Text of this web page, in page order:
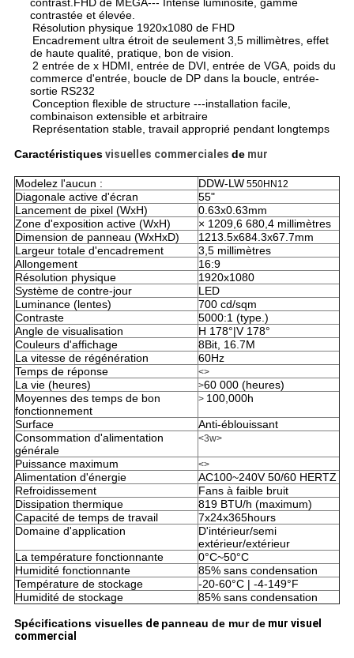
contrast.FHDde MÉGA--- Intense luminosité, gamme
contrastée et élevée.
Résolution physique 1920x1080 de FHD
Encadrement ultra étroit de seulement 3,5 millimètres, effet
de haute qualité, pratique, bon de vision.
2 entrée de x HDMI, entrée de DVI, entrée de VGA, poids du
commerce d'entrée, boucle de DP dans la boucle, entrée-
sortie RS232
Conception flexible de structure ---installation facile,
combinaison extensible et arbitraire
Représentation stable, travail approprié pendant longtemps
Caractéristiquesvisuelles commerciales demur
Modelez l'aucun : DDW-LW550HN12
Diagonale active d'écran
55"
Lancement de pixel (WxH)
0.63x0.63mm
Zone d'exposition active (WxH)
× 1209,6 680,4 millimètres
Dimension de panneau (WxHxD)
1213.5x684.3x67.7mm
Largeur totale d'encadrement
3,5 millimètres
Allongement
16:9
Résolution physique
1920x1080
Système de contre-jour
LED
Luminance (lentes)
700 cd/sqm
Contraste
5000:1 (type.)
Angle de visualisation
H 178°|V 178°
Couleurs d'affichage
8Bit, 16.7M
La vitesse de régénération
60Hz
Temps de réponse
<>
La vie (heures) >60 000 (heures)
Moyennes des temps de bon
fonctionnement
> 100,000h
Surface
Anti-éblouissant
Consommation d'alimentation
générale
<3w>
Puissance maximum <>
Alimentation d'énergie
AC100~240V 50/60 HERTZ
Refroidissement
Fans à faible bruit
Dissipation thermique
819 BTU/h (maximum)
Capacité de temps de travail
7x24x365hours
Domaine d'application
D'intérieur/semi
extérieur/extérieur
La température fonctionnante
0°C~50°C
Humidité fonctionnante
85% sans condensation
Température de stockage
-20-60°C | -4-149°F
Humidité de stockage
85% sans condensation
Spécifications visuellesde panneau de mur demur visuel
commercial